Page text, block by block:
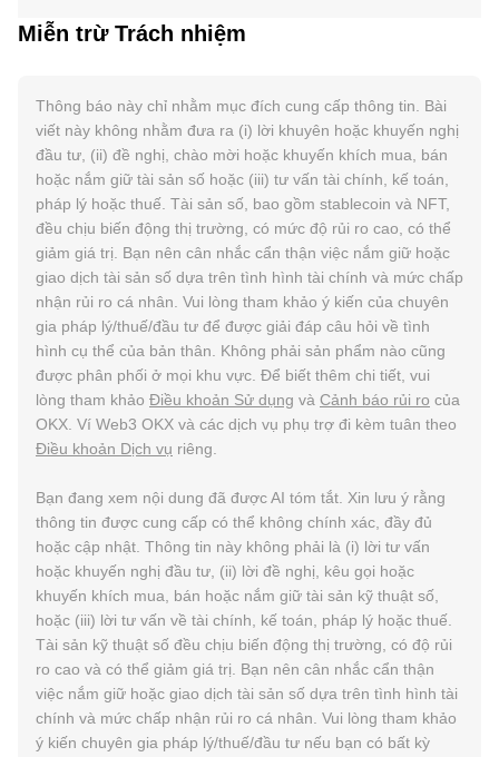
Miễn trừ Trách nhiệm
Thông báo này chỉ nhằm mục đích cung cấp thông tin. Bài
viết này không nhằm đưa ra (i) lời khuyên hoặc khuyến nghị
đầu tư, (ii) đề nghị, chào mời hoặc khuyến khích mua, bán
hoặc nắm giữ tài sản số hoặc (iii) tư vấn tài chính, kế toán,
pháp lý hoặc thuế. Tài sản số, bao gồm stablecoin và NFT,
đều chịu biến động thị trường, có mức độ rủi ro cao, có thể
giảm giá trị. Bạn nên cân nhắc cẩn thận việc nắm giữ hoặc
giao dịch tài sản số dựa trên tình hình tài chính và mức chấp
nhận rủi ro cá nhân. Vui lòng tham khảo ý kiến của chuyên
gia pháp lý/thuế/đầu tư để được giải đáp câu hỏi về tình
hình cụ thể của bản thân. Không phải sản phẩm nào cũng
được phân phối ở mọi khu vực. Để biết thêm chi tiết, vui
lòng tham khảo Điều khoản Sử dụng và Cảnh báo rủi ro của
OKX. Ví Web3 OKX và các dịch vụ phụ trợ đi kèm tuân theo
Điều khoản Dịch vụ riêng.
Bạn đang xem nội dung đã được AI tóm tắt. Xin lưu ý rằng
thông tin được cung cấp có thể không chính xác, đầy đủ
hoặc cập nhật. Thông tin này không phải là (i) lời tư vấn
hoặc khuyến nghị đầu tư, (ii) lời đề nghị, kêu gọi hoặc
khuyến khích mua, bán hoặc nắm giữ tài sản kỹ thuật số,
hoặc (iii) lời tư vấn về tài chính, kế toán, pháp lý hoặc thuế.
Tài sản kỹ thuật số đều chịu biến động thị trường, có độ rủi
ro cao và có thể giảm giá trị. Bạn nên cân nhắc cẩn thận
việc nắm giữ hoặc giao dịch tài sản số dựa trên tình hình tài
chính và mức chấp nhận rủi ro cá nhân. Vui lòng tham khảo
ý kiến chuyên gia pháp lý/thuế/đầu tư nếu bạn có bất kỳ